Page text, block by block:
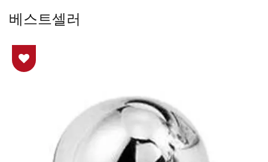
베스트셀러